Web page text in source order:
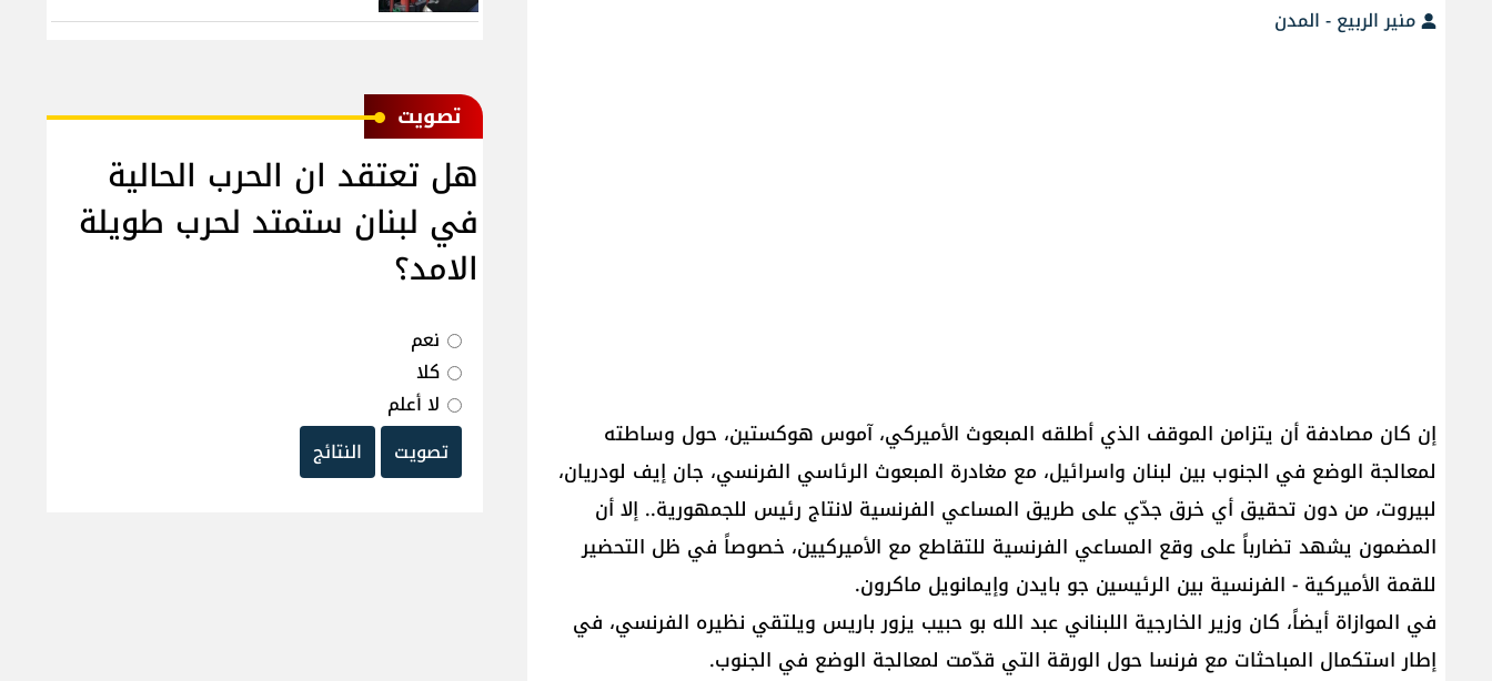
منير الربيع - المدن
إن كان مصادفة أن يتزامن الموقف الذي أطلقه المبعوث الأميركي، آموس هوكستين، حول وساطته
لمعالجة الوضع في الجنوب بين لبنان واسرائيل، مع مغادرة المبعوث الرئاسي الفرنسي، جان إيف لودريان،
لبيروت، من دون تحقيق أي خرق جدّي على طريق المساعي الفرنسية لانتاج رئيس للجمهورية.. إلا أن
المضمون يشهد تضارباً على وقع المساعي الفرنسية للتقاطع مع الأميركيين، خصوصاً في ظل التحضير
للقمة الأميركية - الفرنسية بين الرئيسين جو بايدن وإيمانويل ماكرون.
في الموازاة أيضاً، كان وزير الخارجية اللبناني عبد الله بو حبيب يزور باريس ويلتقي نظيره الفرنسي، في
إطار استكمال المباحثات مع فرنسا حول الورقة التي قدّمت لمعالجة الوضع في الجنوب.
ﺗﺼﻮﻳﺖ
هل تعتقد ان الحرب الحالية
في لبنان ستمتد لحرب طويلة
الامد؟
نعم
كلا
لا أعلم
تصويت
النتائج